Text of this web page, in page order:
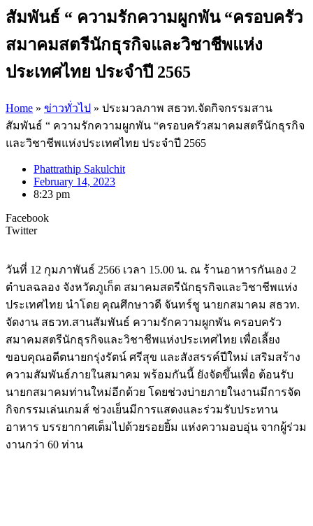
สัมพันธ์ “ ความรักความผูกพัน “ครอบครัว
สมาคมสตรีนักธุรกิจและวิชาชีพแห่ง
ประเทศไทย ประจำปี 2565
Home » ข่าวทั่วไป » ประมวลภาพ สธวท.จัดกิจกรรมสาน
สัมพันธ์ “ ความรักความผูกพัน “ครอบครัวสมาคมสตรีนักธุรกิจ
และวิชาชีพแห่งประเทศไทย ประจำปี 2565
Phattrathip Sakulchit
February 14, 2023
8:23 pm
Facebook
Twitter
วันที่ 12 กุมภาพันธ์ 2566 เวลา 15.00 น. ณ ร้านอาหารกันเอง 2
ตำบลฉลอง จังหวัดภูเก็ต สมาคมสตรีนักธุรกิจและวิชาชีพแห่ง
ประเทศไทย นำโดย คุณศึกษาวดี จันทร์ชู นายกสมาคม สธวท.
จัดงาน สธวท.สานสัมพันธ์ ความรักความผูกพัน ครอบครัว
สมาคมสตรีนักธุรกิจและวิชาชีพแห่งประเทศไทย เพื่อเลี้ยง
ขอบคุณอดีตนายกรุ่งรัตน์ ศรีสุข และสังสรรค์ปีใหม่ เสริมสร้าง
ความสัมพันธ์ภายในสมาคม พร้อมกันนี้ ยังจัดขึ้นเพื่อ ต้อนรับ
นายกสมาคมท่านใหม่อีกด้วย โดยช่วงบ่ายภายในงานมีการจัด
กิจกรรมเล่นเกมส์ ช่วงเย็นมีการแสดงและร่วมรับประทาน
อาหาร บรรยากาศเต็มไปด้วยรอยยิ้ม แห่งความอบอุ่น จากผู้ร่วม
งานกว่า 60 ท่าน